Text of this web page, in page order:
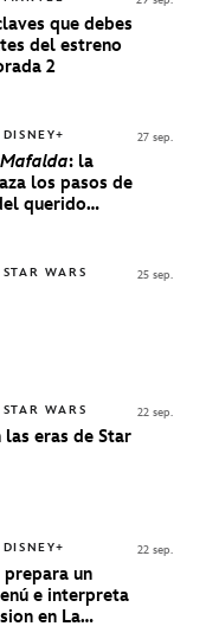
que debes
del estreno
2
DISNEY+
: la
los pasos de
querido
27 sep.
STAR WARS 25 sep.
STAR WARS
las eras de Star
22 sep.
DISNEY+
prepara un
e interpreta
en La
22 sep.